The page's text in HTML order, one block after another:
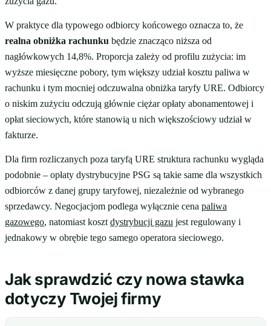
W praktyce dla typowego odbiorcy końcowego oznacza to, że
realna obniżka rachunku będzie znacząco niższa od
nagłówkowych 14,8%. Proporcja zależy od profilu zużycia: im
wyższe miesięczne pobory, tym większy udział kosztu paliwa w
rachunku i tym mocniej odczuwalna obniżka taryfy URE. Odbiorcy
o niskim zużyciu odczują głównie ciężar opłaty abonamentowej i
opłat sieciowych, które stanowią u nich większościowy udział w
fakturze.
Dla firm rozliczanych poza taryfą URE struktura rachunku wygląda
podobnie – opłaty dystrybucyjne PSG są takie same dla wszystkich
odbiorców z danej grupy taryfowej, niezależnie od wybranego
sprzedawcy. Negocjacjom podlega wyłącznie cena paliwa
gazowego, natomiast koszt dystrybucji gazu jest regulowany i
jednakowy w obrębie tego samego operatora sieciowego.
Jak sprawdzić czy nowa stawka
dotyczy Twojej firmy